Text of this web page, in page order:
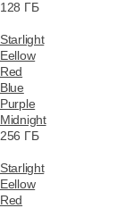
128 ГБ
Starlight
Eellow
Red
Blue
Purple
Midnight
256 ГБ
Starlight
Eellow
Red